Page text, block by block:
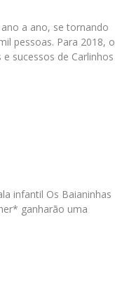
a ano, se tornando
pessoas. Para 2018, o
sucessos de Carlinhos
infantil Os Baianinhas
ganharão uma